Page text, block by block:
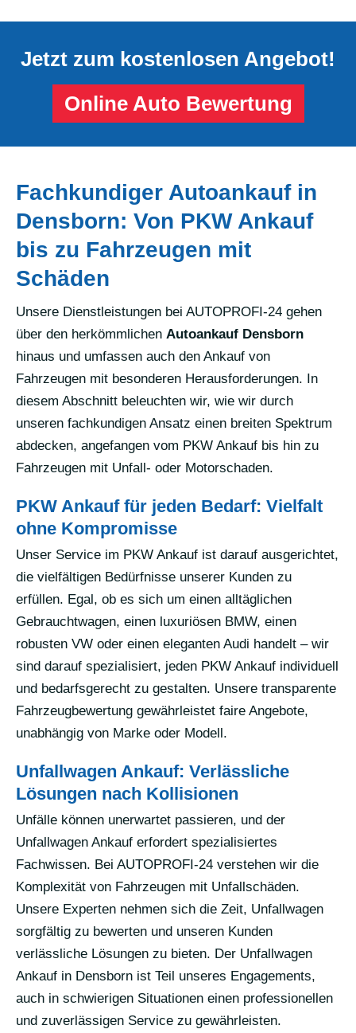
Jetzt zum kostenlosen Angebot!
Online Auto Bewertung
Fachkundiger Autoankauf in
Densborn: Von PKW Ankauf
bis zu Fahrzeugen mit
Schäden
Unsere Dienstleistungen bei AUTOPROFI-24 gehen
über den herkömmlichen Autoankauf Densborn
hinaus und umfassen auch den Ankauf von
Fahrzeugen mit besonderen Herausforderungen. In
diesem Abschnitt beleuchten wir, wie wir durch
unseren fachkundigen Ansatz einen breiten Spektrum
abdecken, angefangen vom PKW Ankauf bis hin zu
Fahrzeugen mit Unfall- oder Motorschaden.
PKW Ankauf für jeden Bedarf: Vielfalt
ohne Kompromisse
Unser Service im PKW Ankauf ist darauf ausgerichtet,
die vielfältigen Bedürfnisse unserer Kunden zu
erfüllen. Egal, ob es sich um einen alltäglichen
Gebrauchtwagen, einen luxuriösen BMW, einen
robusten VW oder einen eleganten Audi handelt – wir
sind darauf spezialisiert, jeden PKW Ankauf individuell
und bedarfsgerecht zu gestalten. Unsere transparente
Fahrzeugbewertung gewährleistet faire Angebote,
unabhängig von Marke oder Modell.
Unfallwagen Ankauf: Verlässliche
Lösungen nach Kollisionen
Unfälle können unerwartet passieren, und der
Unfallwagen Ankauf erfordert spezialisiertes
Fachwissen. Bei AUTOPROFI-24 verstehen wir die
Komplexität von Fahrzeugen mit Unfallschäden.
Unsere Experten nehmen sich die Zeit, Unfallwagen
sorgfältig zu bewerten und unseren Kunden
verlässliche Lösungen zu bieten. Der Unfallwagen
Ankauf in Densborn ist Teil unseres Engagements,
auch in schwierigen Situationen einen professionellen
und zuverlässigen Service zu gewährleisten.